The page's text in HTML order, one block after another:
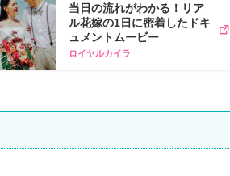
当日の流れがわかる！リア
ル花嫁の1日に密着したドキ
ュメントムービー
ロイヤルカイラ